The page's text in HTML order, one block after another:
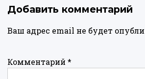
Добавить комментарий
Ваш адрес email не будет
Комментарий *